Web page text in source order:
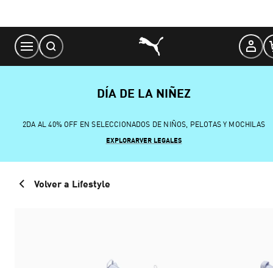
Content
DÍA DE LA NIÑEZ
2DA AL 40% OFF EN SELECCIONADOS DE NIÑOS, PELOTAS Y MOCHILAS
EXPLORARVER LEGALES
Volver a Lifestyle